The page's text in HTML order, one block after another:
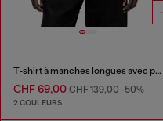
T‑shirt à manches longues avec panneaux uni
CHF 69,00 CHF 139,00-50%
2 COULEURS